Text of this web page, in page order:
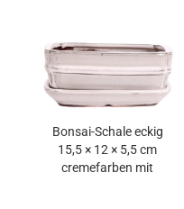
Bonsai-Schale eckig
15,5 × 12 × 5,5 cm
cremefarben mit